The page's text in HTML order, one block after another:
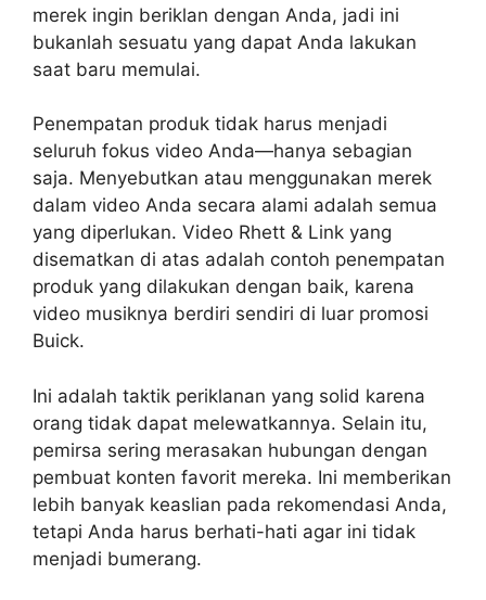
merek ingin beriklan dengan Anda, jadi ini
bukanlah sesuatu yang dapat Anda lakukan
saat baru memulai.
Penempatan produk tidak harus menjadi
seluruh fokus video Anda—hanya sebagian
saja. Menyebutkan atau menggunakan merek
dalam video Anda secara alami adalah semua
yang diperlukan. Video Rhett & Link yang
disematkan di atas adalah contoh penempatan
produk yang dilakukan dengan baik, karena
video musiknya berdiri sendiri di luar promosi
Buick.
Ini adalah taktik periklanan yang solid karena
orang tidak dapat melewatkannya. Selain itu,
pemirsa sering merasakan hubungan dengan
pembuat konten favorit mereka. Ini memberikan
lebih banyak keaslian pada rekomendasi Anda,
tetapi Anda harus berhati-hati agar ini tidak
menjadi bumerang.